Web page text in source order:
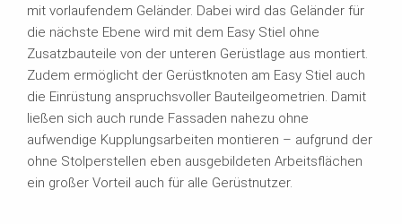
mit vorlaufendem Geländer. Dabei wird das Geländer für
die nächste Ebene wird mit dem Easy Stiel ohne
Zusatzbauteile von der unteren Gerüstlage aus montiert.
Zudem ermöglicht der Gerüstknoten am Easy Stiel auch
die Einrüstung anspruchsvoller Bauteilgeometrien. Damit
ließen sich auch runde Fassaden nahezu ohne
aufwendige Kupplungsarbeiten montieren – aufgrund der
ohne Stolperstellen eben ausgebildeten Arbeitsflächen
ein großer Vorteil auch für alle Gerüstnutzer.